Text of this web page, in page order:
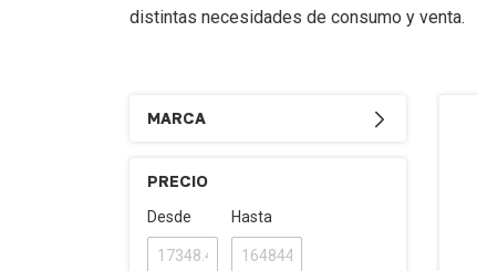
distintas necesidades de consumo y venta.
MARCA
PRECIO
Desde Hasta